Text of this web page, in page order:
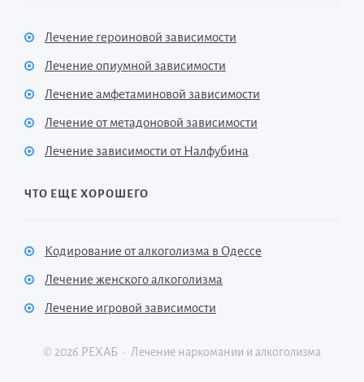
Лечение героиновой зависимости
Лечение опиумной зависимости
Лечение амфетаминовой зависимости
Лечение от метадоновой зависимости
Лечение зависимости от Налфубина
ЧТО ЕЩЕ ХОРОШЕГО
Кодирование от алкоголизма в Одессе
Лечение женского алкоголизма
Лечение игровой зависимости
© 2026 РЕХАБ · Лечение наркомании и алкоголизма